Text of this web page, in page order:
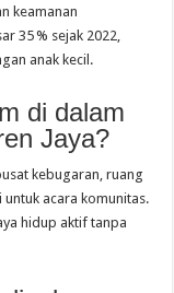
keamanan
35 % sejak 2022,
anak kecil.
di dalam
Jaya?
kebugaran, ruang
acara komunitas.
hidup aktif tanpa